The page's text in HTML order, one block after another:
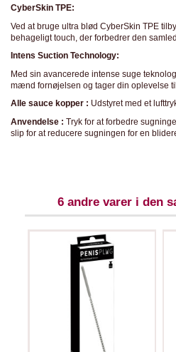
CyberSkin TPE:
Ved at bruge ultra blød CyberSkin TPE
behageligt touch, der forbedrer den
Intens Suction Technology:
Med sin avancerede intense suge
mænd fornøjelsen og tager din oplevelse
Alle sauce kopper : Udstyret med et
Anvendelse : Tryk for at forbedre
slip for at reducere sugningen for en
6 andre varer i den